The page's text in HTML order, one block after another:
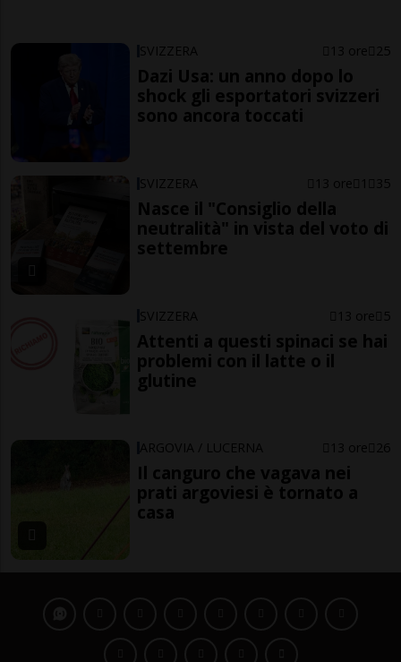
SVIZZERA 13 ore 25
Dazi Usa: un anno dopo lo
shock gli esportatori svizzeri
sono ancora toccati
SVIZZERA 13 ore 1 35
Nasce il "Consiglio della
neutralità" in vista del voto di
settembre
SVIZZERA 13 ore 5
Attenti a questi spinaci se hai
problemi con il latte o il
glutine
ARGOVIA / LUCERNA 13 ore 26
Il canguro che vagava nei
prati argoviesi è tornato a
casa